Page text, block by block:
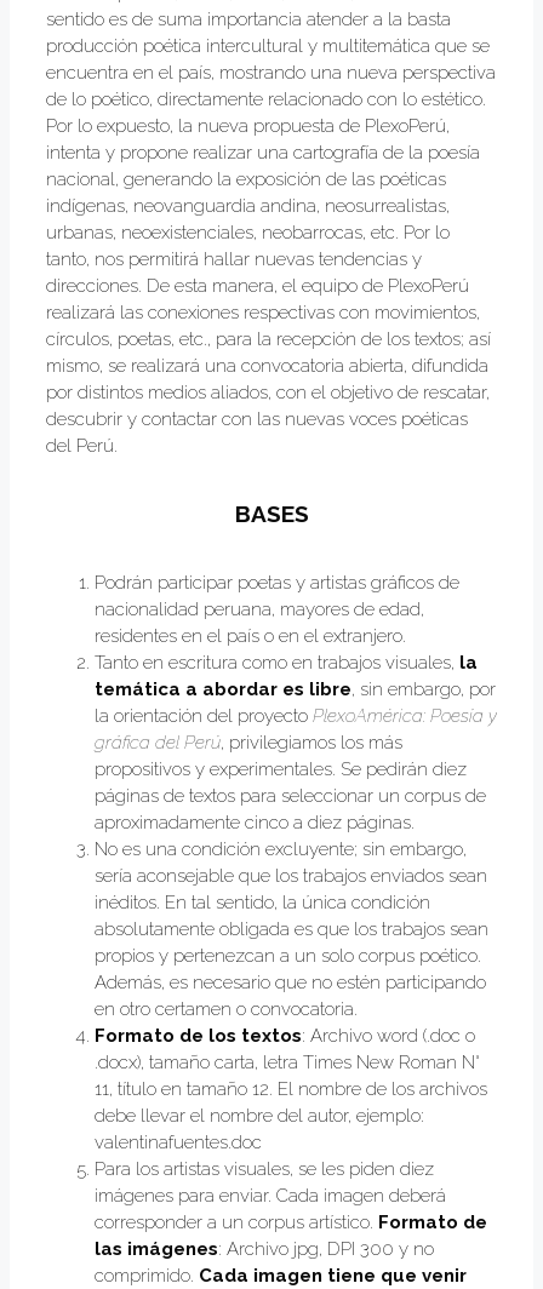
sentido es de suma importancia atender a la basta
producción poética intercultural y multitemática que se
encuentra en el país, mostrando una nueva perspectiva
de lo poético, directamente relacionado con lo estético.
Por lo expuesto, la nueva propuesta de PlexoPerú,
intenta y propone realizar una cartografía de la poesía
nacional, generando la exposición de las poéticas
indígenas, neovanguardia andina, neosurrealistas,
urbanas, neoexistenciales, neobarrocas, etc. Por lo
tanto, nos permitirá hallar nuevas tendencias y
direcciones. De esta manera, el equipo de PlexoPerú
realizará las conexiones respectivas con movimientos,
círculos, poetas, etc., para la recepción de los textos; así
mismo, se realizará una convocatoria abierta, difundida
por distintos medios aliados, con el objetivo de rescatar,
descubrir y contactar con las nuevas voces poéticas
del Perú.
BASES
Podrán participar poetas y artistas gráficos de
nacionalidad peruana, mayores de edad,
residentes en el país o en el extranjero.
Tanto en escritura como en trabajos visuales, la
temática a abordar es libre, sin embargo, por
la orientación del proyecto PlexoAmérica: Poesía y
gráfica del Perú, privilegiamos los más
propositivos y experimentales. Se pedirán diez
páginas de textos para seleccionar un corpus de
aproximadamente cinco a diez páginas.
No es una condición excluyente; sin embargo,
sería aconsejable que los trabajos enviados sean
inéditos. En tal sentido, la única condición
absolutamente obligada es que los trabajos sean
propios y pertenezcan a un solo corpus poético.
Además, es necesario que no estén participando
en otro certamen o convocatoria.
Formato de los textos: Archivo word (.doc o
.docx), tamaño carta, letra Times New Roman N°
11, título en tamaño 12. El nombre de los archivos
debe llevar el nombre del autor, ejemplo:
valentinafuentes.doc
Para los artistas visuales, se les piden diez
imágenes para enviar. Cada imagen deberá
corresponder a un corpus artístico. Formato de
las imágenes: Archivo jpg, DPI 300 y no
comprimido. Cada imagen tiene que venir